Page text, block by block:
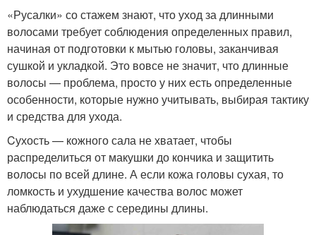
«Русалки» со стажем знают, что уход за длинными
волосами требует соблюдения определенных правил,
начиная от подготовки к мытью головы, заканчивая
сушкой и укладкой. Это вовсе не значит, что длинные
волосы — проблема, просто у них есть определенные
особенности, которые нужно учитывать, выбирая тактику
и средства для ухода.
Cухость — кожного сала не хватает, чтобы
распределиться от макушки до кончика и защитить
волосы по всей длине. А если кожа головы сухая, то
ломкость и ухудшение качества волос может
наблюдаться даже с середины длины.